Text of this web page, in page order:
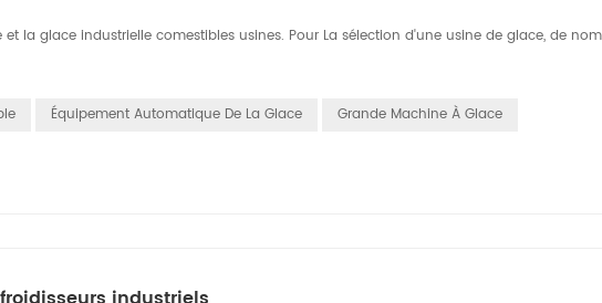
la glace industrielle comestibles usines. Pour La sélection d'une usine de glace, de
Équipement Automatique De La Glace Grande Machine À Glace